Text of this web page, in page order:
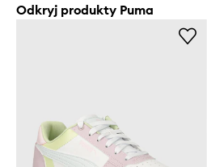
Odkryj produkty Puma